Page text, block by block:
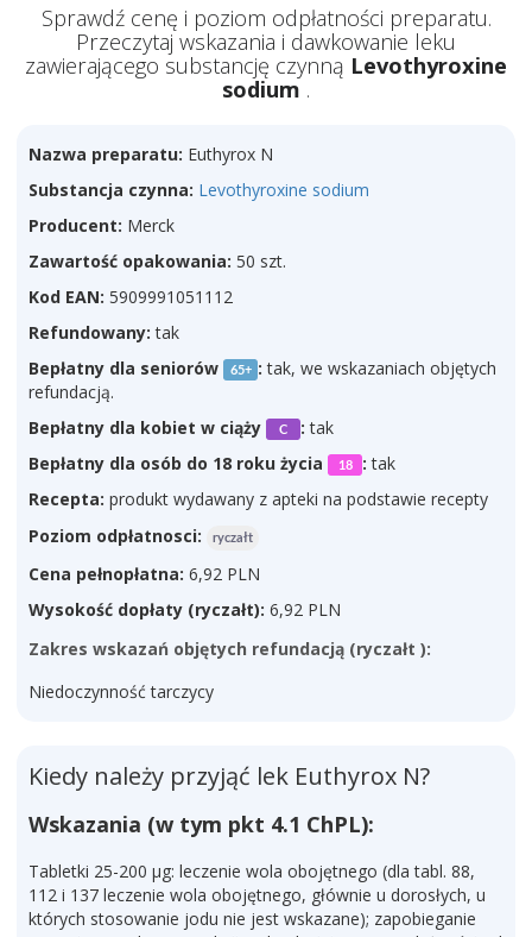
Sprawdź cenę i poziom odpłatności preparatu.
Przeczytaj wskazania i dawkowanie leku
zawierającego substancję czynną Levothyroxine
sodium .
Nazwa preparatu: Euthyrox N
Substancja czynna: Levothyroxine sodium
Producent: Merck
Zawartość opakowania: 50 szt.
Kod EAN: 5909991051112
Refundowany: tak
Bepłatny dla seniorów
65+ : tak, we wskazaniach objętych
refundacją.
Bepłatny dla kobiet w ciąży
C : tak
Bepłatny dla osób do 18 roku życia
18 : tak
Recepta: produkt wydawany z apteki na podstawie recepty
Poziom odpłatnosci:
ryczałt
Cena pełnopłatna: 6,92 PLN
Wysokość dopłaty (ryczałt): 6,92 PLN
Zakres wskazań objętych refundacją (ryczałt ):
Niedoczynność tarczycy
Kiedy należy przyjąć lek Euthyrox N?
Wskazania (w tym pkt 4.1 ChPL):
Tabletki 25-200 µg: leczenie wola obojętnego (dla tabl. 88,
112 i 137 leczenie wola obojętnego, głównie u dorosłych, u
których stosowanie jodu nie jest wskazane); zapobieganie